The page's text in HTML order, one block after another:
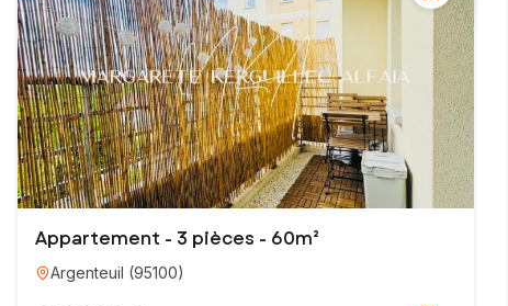
Appartement - 3 pièces - 60m²
Argenteuil (95100)